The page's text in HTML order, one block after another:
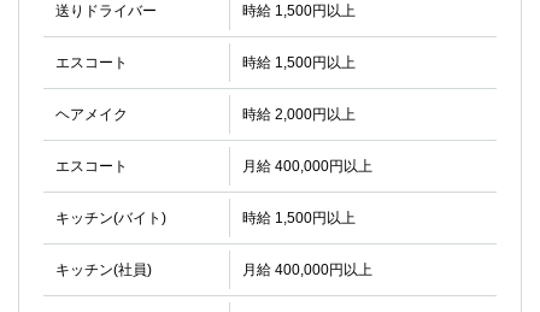
送りドライバー 時給 1,500円以上
エスコート 時給 1,500円以上
ヘアメイク 時給 2,000円以上
エスコート 月給 400,000円以上
キッチン(バイト) 時給 1,500円以上
キッチン(社員) 月給 400,000円以上